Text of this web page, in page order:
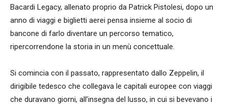
Bacardi Legacy, allenato proprio da Patrick Pistolesi, dopo un
anno di viaggi e biglietti aerei pensa insieme al socio di
bancone di farlo diventare un percorso tematico,
ripercorrendone la storia in un menù concettuale.
Si comincia con il passato, rappresentato dallo Zeppelin, il
dirigibile tedesco che collegava le capitali europee con viaggi
che duravano giorni, all’insegna del lusso, in cui si bevevano i